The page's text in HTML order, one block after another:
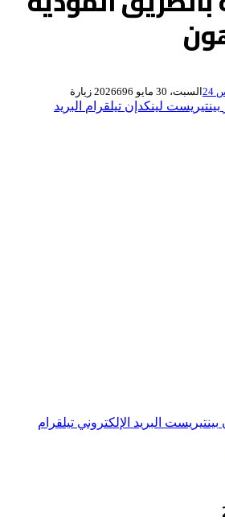
السبت، 30 مايو 2026 696 زيارة
بينتيريست لينكدإن تيلقرام البريد
بينتيريست البريد الإلكتروني تيلقرام